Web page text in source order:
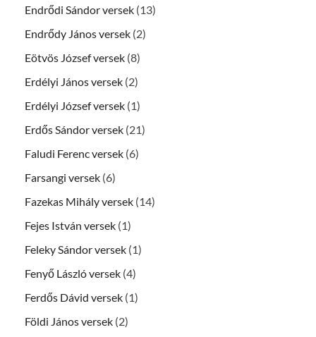
Endrődi Sándor versek (13)
Endrődy János versek (2)
Eötvös József versek (8)
Erdélyi János versek (2)
Erdélyi József versek (1)
Erdős Sándor versek (21)
Faludi Ferenc versek (6)
Farsangi versek (6)
Fazekas Mihály versek (14)
Fejes István versek (1)
Feleky Sándor versek (1)
Fenyő László versek (4)
Ferdős Dávid versek (1)
Földi János versek (2)